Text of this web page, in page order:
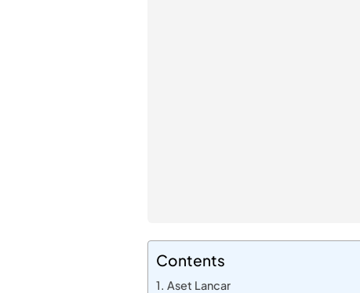
Contents
Aset Lancar